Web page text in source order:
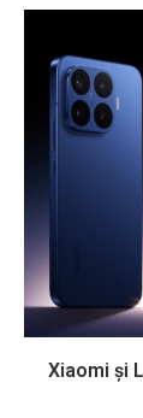
Xiaomi și